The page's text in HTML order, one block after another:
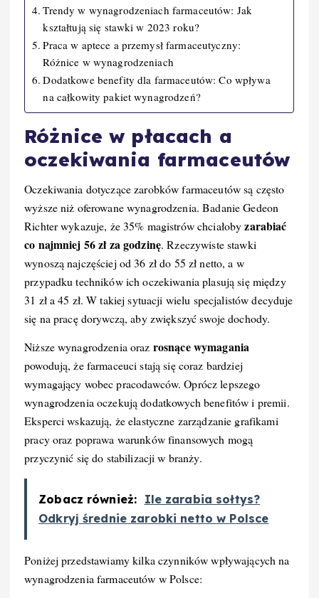
Trendy w wynagrodzeniach farmaceutów: Jak
kształtują się stawki w 2023 roku?
Praca w aptece a przemysł farmaceutyczny:
Różnice w wynagrodzeniach
Dodatkowe benefity dla farmaceutów: Co wpływa
na całkowity pakiet wynagrodzeń?
Różnice w płacach a
oczekiwania farmaceutów
Oczekiwania dotyczące zarobków farmaceutów są często
wyższe niż oferowane wynagrodzenia. Badanie Gedeon
Richter wykazuje, że 35% magistrów chciałobyzarabiać
co najmniej 56 zł za godzinę. Rzeczywiste stawki
wynoszą najczęściej od 36 zł do 55 zł netto, a w
przypadku techników ich oczekiwania plasują się między
31 zł a 45 zł. W takiej sytuacji wielu specjalistów decyduje
się na pracę dorywczą, aby zwiększyć swoje dochody.
Niższe wynagrodzenia oraz rosnące wymagania
powodują, że farmaceuci stają się coraz bardziej
wymagający wobec pracodawców. Oprócz lepszego
wynagrodzenia oczekują dodatkowych benefitów i premii.
Eksperci wskazują, że elastyczne zarządzanie grafikami
pracy oraz poprawa warunków finansowych mogą
przyczynić się do stabilizacji w branży.
Zobacz również: Ile zarabia sołtys?
Odkryj średnie zarobki netto w Polsce
Poniżej przedstawiamy kilka czynników wpływających na
wynagrodzenia farmaceutów w Polsce: